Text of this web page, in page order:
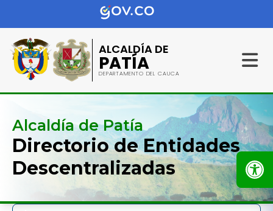
ALCALDÍA DE
PATÍA
DEPARTAMENTO DEL CAUCA
Alcaldía de Patía
Directorio de Entidades
Descentralizadas